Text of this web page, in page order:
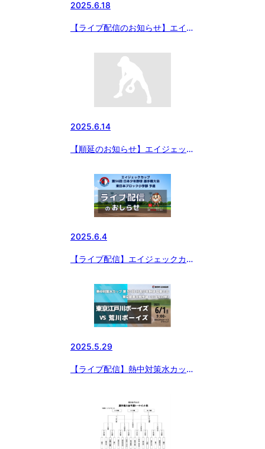
2025.6.18
【ライブ配信のお知らせ】エイジ
球選手権大会 東日本ブロック小
2025.6.14
【順延のお知らせ】エイジェック
権大会 東日本ブロック小学部予
選 準決勝
2025.6.4
【ライブ配信】エイジェックカッ
会 東日本ブロック小学部予選
2025.5.29
【ライブ配信】熱中対策水カップ